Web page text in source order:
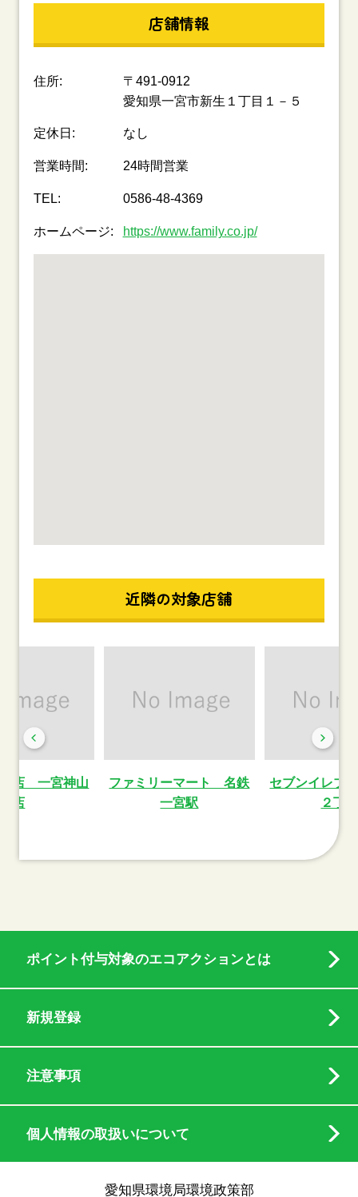
店舗情報
住所:
〒491-0912
愛知県一宮市新生１丁目１－５
定休日: なし
営業時間: 24時間営業
TEL: 0586-48-4369
ホームページ: https://www.family.co.jp/
近隣の対象店舗
店 一宮神山
店
ファミリーマート 名鉄
一宮駅
セブンイレブ
２丁
ポイント付与対象のエコアクションとは
新規登録
注意事項
個人情報の取扱いについて
愛知県環境局環境政策部